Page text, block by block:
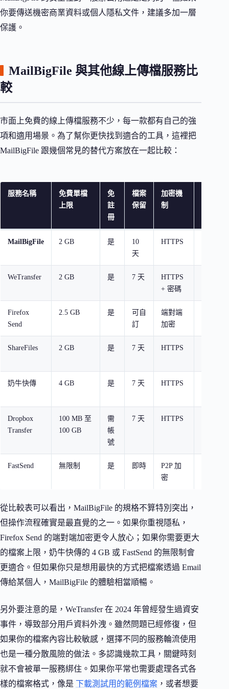
你要傳送機密商業資料或個人隱私文件，建議多加一層
保護。
MailBigFile 與其他線上傳檔服務比
較
市面上免費的線上傳檔服務不少，每一款都有自己的強
項和適用場景。為了幫你更快找到適合的工具，這裡把
MailBigFile 跟幾個常見的替代方案放在一起比較：
服務名稱
免費單檔
上限
免
註
冊
檔案
保留
加密機
制
MailBigFile 2 GB 是
10
天
HTTPS
WeTransfer 2 GB 是 7 天
HTTPS
+ 密碼
Firefox
Send
2.5 GB 是
可自
訂
端對端
加密
ShareFiles 2 GB 是 7 天 HTTPS
奶牛快傳 4 GB 是 7 天 HTTPS
Dropbox
Transfer
100 MB 至
100 GB
需
帳
號
7 天 HTTPS
FastSend 無限制 是 即時
P2P 加
密
從比較表可以看出，MailBigFile 的規格不算特別突出，
但操作流程確實是最直覺的之一。如果你重視隱私，
Firefox Send 的端對端加密更令人放心；如果你需要更大
的檔案上限，奶牛快傳的 4 GB 或 FastSend 的無限制會
更適合。但如果你只是想用最快的方式把檔案透過 Email
傳給某個人，MailBigFile 的體驗相當順暢。
另外要注意的是，WeTransfer 在 2024 年曾經發生過資安
事件，導致部分用戶資料外洩。雖然問題已經修復，但
如果你的檔案內容比較敏感，選擇不同的服務輪流使用
也是一種分散風險的做法。多認識幾款工具，關鍵時刻
就不會被單一服務綁住。如果你平常也需要處理各式各
樣的檔案格式，像是 下載測試用的範例檔案 ，或者想要